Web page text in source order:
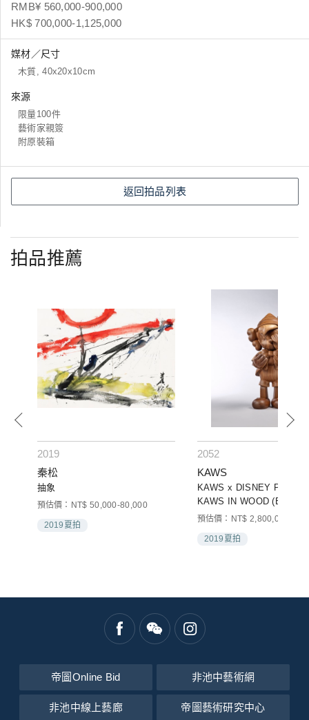
RMB¥ 560,000-900,000
HK$ 700,000-1,125,000
媒材／尺寸
木質, 40x20x10cm
來源
限量100件
藝術家親簽
附原裝箱
返回拍品列表
拍品推薦
2019
秦松
抽象
預估價：NT$ 50,000-80,000
2019夏拍
2052
KAWS
KAWS x DISNEY
KAWS IN WOOD (BY
預估價：NT$ 2,800,000-
2019夏拍
帝圖Online Bid 非池中藝術網
非池中線上藝廊 帝圖藝術研究中心